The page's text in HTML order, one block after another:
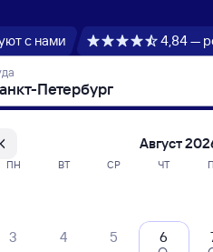
с нами 4,84 —
поездов
Август
ПН ВТ СР ЧТ
3 4 5 6